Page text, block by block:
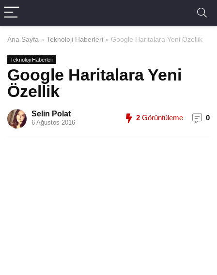
Ana Sayfa » Teknoloji Haberleri » Google Haritalara Yeni Özellik
Teknoloji Haberleri
Google Haritalara Yeni
Özellik
Selin Polat
6 Ağustos 2016
2 Görüntüleme 0